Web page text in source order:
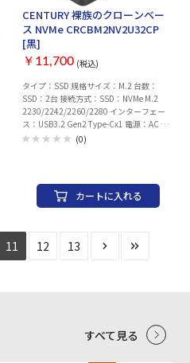
CENTURY 裸族のクローンベー
ス NVMe CRCBM2NV2U32CP
[黒]
￥11,700 (税込)
タイプ：SSD 規格サイズ：M.2 台数：
SSD：2台 接続方式：SSD：NVMe M.2
2230/2242/2260/2280 インターフェー
ス：USB3.2 Gen2 Type-Cx1 電源：AC 対
応OS：Windows/macOS 幅x高さx奥行：
(0)
カートに入れる
11 12 13
すべて見る